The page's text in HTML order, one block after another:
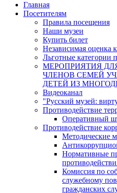
Главная
Посетителям
Правила посещения
Наши музеи
Купить билет
Независимая оценка
Льготные категории
МЕРОПРИЯТИЯ
ЧЛЕНОВ СЕМЕЙ
ДЕТЕЙ ИЗ
Видеоканал
"Русский музей:
Противодействие
Оперативный
Противодействие
Методические
Нормативные
Комиссия по
служебному
гражданских